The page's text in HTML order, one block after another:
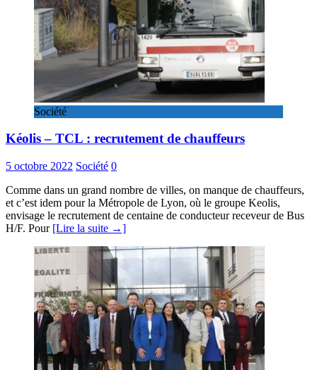
Société
Kéolis – TCL : recrutement de chauffeurs
5 octobre 2022 Société 0
Comme dans un grand nombre de villes, on manque de chauffeurs,
et c’est idem pour la Métropole de Lyon, où le groupe Keolis,
envisage le recrutement de centaine de conducteur receveur de Bus
H/F. Pour [Lire la suite →]